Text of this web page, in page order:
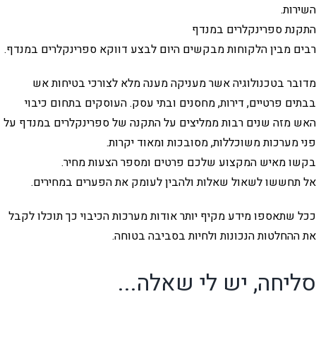
השירות.
התקנת ספרינקלרים במנדף
רבים מבין הלקוחות מבקשים היום לבצע דווקא ספרינקלרים במנדף.
מדובר בטכנולוגיה אשר מעניקה מענה מלא לצורכי בטיחות אש
בבתים פרטיים, דירות, מחסנים ובתי עסק. העוסקים בתחום כיבוי
האש מזה שנים רבות ממליצים על התקנה של ספרינקלרים במנדף על
פני מערכות משוכללות, מסובכות ומאוד יקרות.
בקשו מאיש המקצוע שלכם פרטים ומספר הצעות מחיר.
אל תחששו לשאול שאלות ולהבין לעומק את הפערים במחירים.
ככל שתאספו מידע מקיף יותר אודות מערכות הכיבוי כך תוכלו לקבל
את ההחלטות הנכונות ולחיות בסביבה בטוחה.
סליחה, יש לי שאלה...